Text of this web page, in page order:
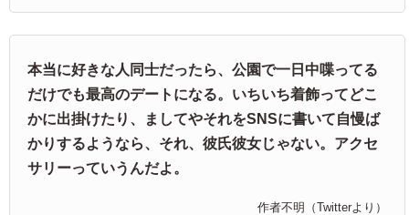
本当に好きな人同士だったら、公園で一日中喋ってる
だけでも最高のデートになる。いちいち着飾ってどこ
かに出掛けたり、ましてやそれをSNSに書いて自慢ば
かりするようなら、それ、彼氏彼女じゃない。アクセ
サリーっていうんだよ。
作者不明（Twitterより）